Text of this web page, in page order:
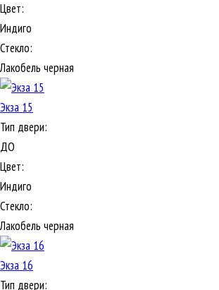
Цвет:
Индиго
Стекло:
Лакобель черная
Экза 15
Тип двери:
ДО
Цвет:
Индиго
Стекло:
Лакобель черная
Экза 16
Тип двери: